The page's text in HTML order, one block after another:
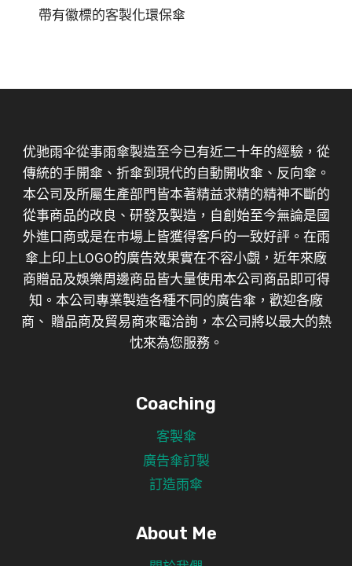
帶有徽標的客製化環保傘
优驰雨伞從事雨傘製造至今已有近二十年的經驗，從
傳統的手開傘、折傘到現代的自動開收傘、反向傘。
本公司及所屬生產部門皆本著精益求精的精神不斷的
從事商品的改良、研發及製造，自創始至今無論是國
外進口商或是在市場上皆獲得客戶的一致好評。在雨
傘上印上LOGO的廣告效果實在不容小覷，近年來廠
商贈品及娛樂周邊商品皆大量使用本公司商品即可得
知。本公司專業製造各種不同的廣告傘，歡迎各廠
商、 贈品商及貿易商來電洽詢，本公司將以最大的熱
忱來為您服務。
Coaching
客製傘
廣告傘訂製
訂造雨傘
About Me